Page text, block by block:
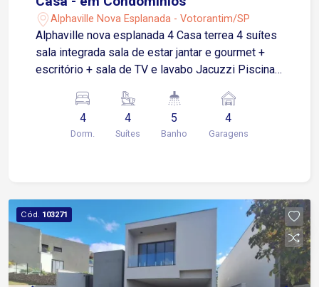
Alphaville Nova Esplanada - Votorantim/SP
Alphaville nova esplanada 4 Casa terrea 4 suítes
sala integrada sala de estar jantar e gourmet +
escritório + sala de TV e lavabo Jacuzzi Piscina
inverter ( quente e frio ) Aquecimento da piscina
Aquecimento água da casa via boiler. 4 vagas de
garagem Terreno 463 metros Casa 265 metros
4
Dorm.
4
Suítes
5
Banho
4
Garagens
Cód. 103271